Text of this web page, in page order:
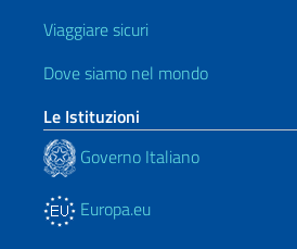
Viaggiare sicuri
Dove siamo nel mondo
Le Istituzioni
Governo Italiano
Europa.eu